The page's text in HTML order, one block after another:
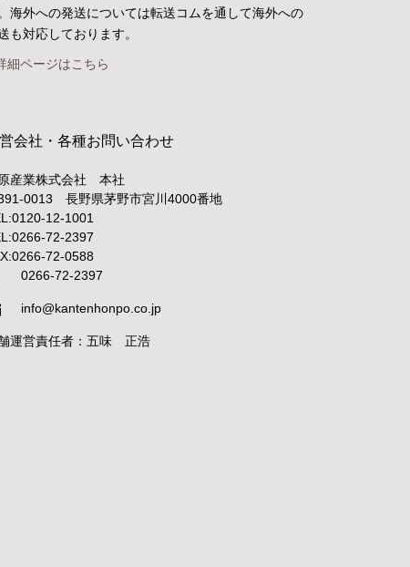
海外への発送については転送コムを通して海外への
も対応しております。
細ページはこちら
会社・各種お問い合わせ
産業株式会社 本社
0013 長野県茅野市宮川4000番地
12-1001
72-2397
72-0588
0266-72-2397
info@kantenhonpo.co.jp
運営責任者：五味 正浩